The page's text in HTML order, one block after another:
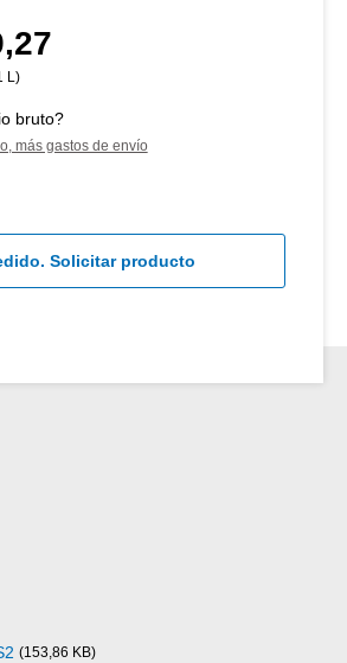
L)
bruto?
más gastos de envío
Solicitar producto
(153,86 KB)